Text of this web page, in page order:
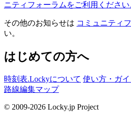
ニティフォーラムをご利用ください
その他のお知らせは コミュニティ
い。
はじめての方へ
時刻表.Lockyについて 使い方・ガ
路線編集マップ
© 2009-2026 Locky.jp Project